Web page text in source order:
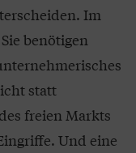
Im
benötigen
statt
freien Markts
Und eine